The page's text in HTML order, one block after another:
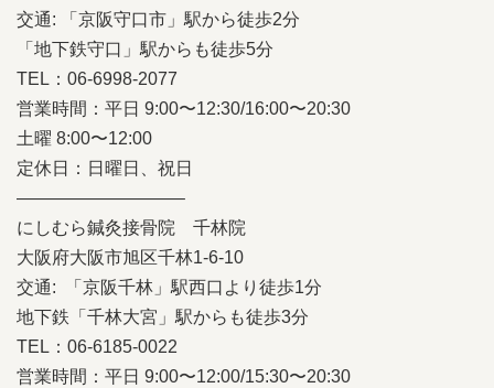
交通: 「京阪守口市」駅から徒歩2分
「地下鉄守口」駅からも徒歩5分
TEL：06-6998-2077
営業時間：平日 9:00〜12:30/16:00〜20:30
土曜 8:00〜12:00
定休日：日曜日、祝日
—————————–
にしむら鍼灸接骨院 千林院
大阪府大阪市旭区千林1-6-10
交通: 「京阪千林」駅西口より徒歩1分
地下鉄「千林大宮」駅からも徒歩3分
TEL：06-6185-0022
営業時間：平日 9:00〜12:00/15:30〜20:30